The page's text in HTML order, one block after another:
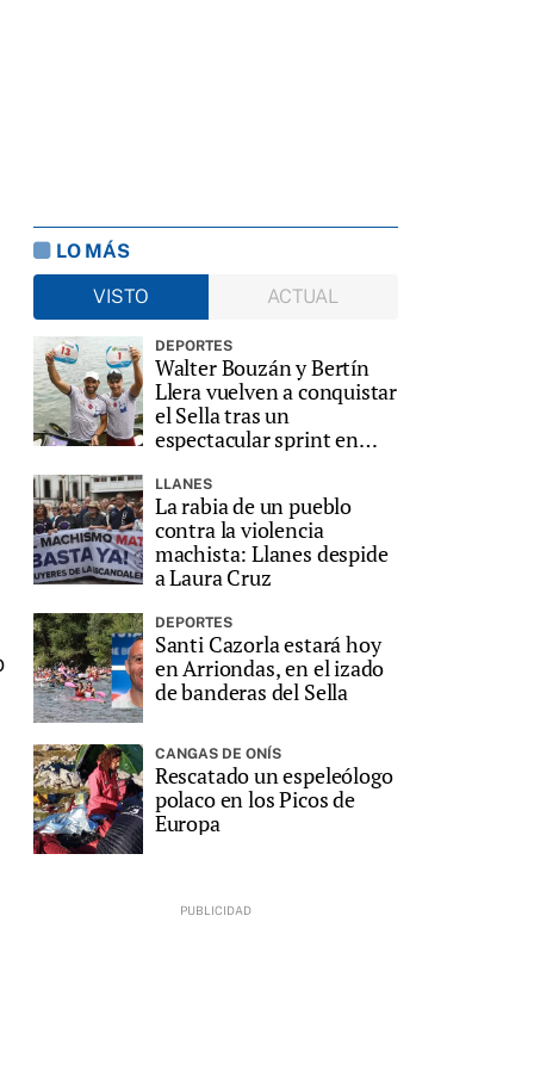
LO MÁS
VISTO
ACTUAL
DEPORTES
Walter Bouzán y Bertín
Llera vuelven a conquistar
el Sella tras un
espectacular sprint en
LLANES
La rabia de un pueblo
contra la violencia
machista: Llanes despide
a Laura Cruz
DEPORTES
Santi Cazorla estará hoy
en Arriondas, en el izado
de banderas del Sella
CANGAS DE ONÍS
Rescatado un espeleólogo
polaco en los Picos de
Europa